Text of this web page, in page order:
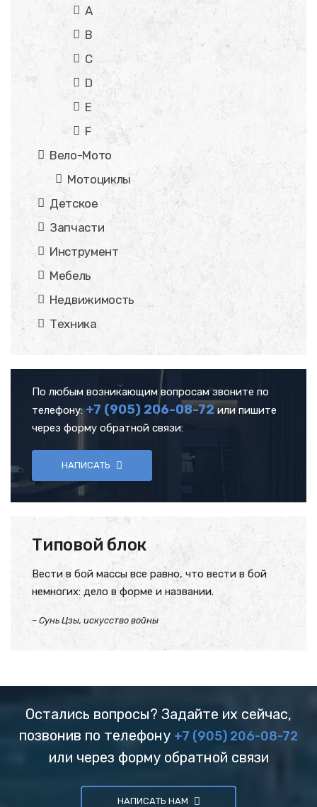
A
B
C
D
E
F
Вело-Мото
Мотоциклы
Детское
Запчасти
Инструмент
Мебель
Недвижимость
Техника
По любым возникающим вопросам звоните по
телефону:+7 (905) 206-08-72 или пишите
через форму обратной связи:
НАПИСАТЬ
Типовой блок
Вести в бой массы все равно, что вести в бой
немногих: дело в форме и названии.
– Сунь Цзы, искусство войны
Остались вопросы? Задайте их сейчас,
позвонив по телефону +7 (905) 206-08-72
или через форму обратной связи
НАПИСАТЬ НАМ